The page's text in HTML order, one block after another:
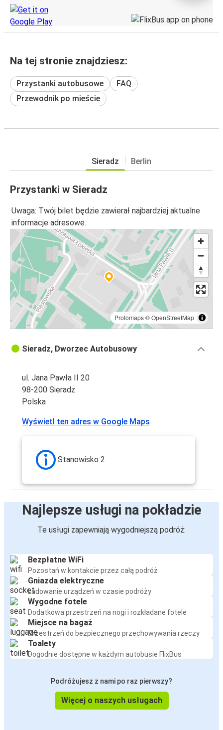
Na tej stronie znajdziesz:
Przystanki autobusowe
FAQ
Przewodnik po mieście
Sieradz Berlin
Przystanki w Sieradz
Uwaga: Twój bilet będzie zawierał najbardziej aktualne
informacje adresowe.
Protomaps©OpenStreetMap
Sieradz, Dworzec Autobusowy
ul. Jana Pawła II 20
98-200 Sieradz
Polska
Wyświetl ten adres w Google Maps
Stanowisko 2
Najlepsze usługi na pokładzie
Te usługi zapewniają wygodniejszą podróż:
Bezpłatne WiFi
Pozostań w kontakcie przez całą podróż
Gniazda elektryczne
Ładowanie urządzeń w czasie podróży
Wygodne fotele
Dodatkowa przestrzeń na nogi i rozkładane fotele
Miejsce na bagaż
Przestrzeń do bezpiecznego przechowywania rzeczy
Toalety
Dogodnie dostępne w każdym autobusie FlixBus
Podróżujesz z nami po raz pierwszy?
Więcej o naszych usługach